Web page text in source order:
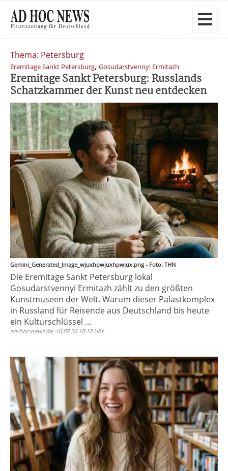
Thema: Petersburg
Eremitage Sankt Petersburg, Gosudarstvennyi Ermitazh
Eremitage Sankt Petersburg: Russlands
Schatzkammer der Kunst neu entdecken
Gemini_Generated_Image_wjuxhpwjuxhpwjux.png - Foto: THN
Die Eremitage Sankt Petersburg lokal
Gosudarstvennyi Ermitazh zählt zu den größten
Kunstmuseen der Welt. Warum dieser Palastkomplex
in Russland für Reisende aus Deutschland bis heute
ein Kulturschlüssel ...
ad-hoc-news.de, 16.07.26 10:12 Uhr